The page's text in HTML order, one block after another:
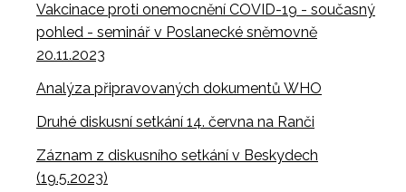
Vakcinace proti onemocnění COVID-19 - současný
pohled - seminář v Poslanecké sněmovně
20.11.2023
Analýza připravovaných dokumentů WHO
Druhé diskusní setkání 14. června na Ranči
Záznam z diskusního setkání v Beskydech
(19.5.2023)